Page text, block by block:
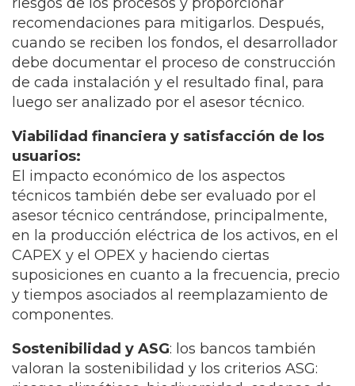
recomendaciones para mitigarlos. Después,
cuando se reciben los fondos, el desarrollador
debe documentar el proceso de construcción
de cada instalación y el resultado final, para
luego ser analizado por el asesor técnico.
Viabilidad financiera y satisfacción de los
usuarios:
El impacto económico de los aspectos
técnicos también debe ser evaluado por el
asesor técnico centrándose, principalmente,
en la producción eléctrica de los activos, en el
CAPEX y el OPEX y haciendo ciertas
suposiciones en cuanto a la frecuencia, precio
y tiempos asociados al reemplazamiento de
componentes.
Sostenibilidad y ASG: los bancos también
valoran la sostenibilidad y los criterios ASG: